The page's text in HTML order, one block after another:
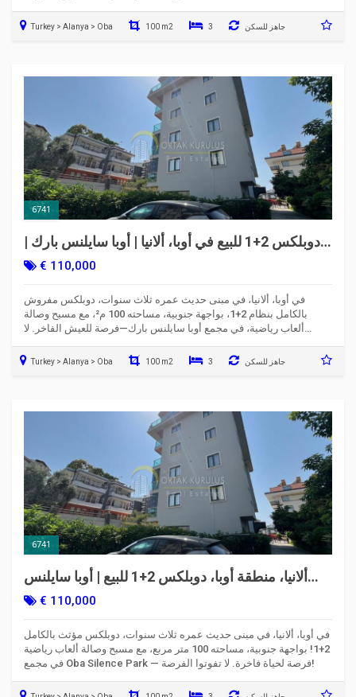
Turkey > Alanya > Oba 100 m2 3 جاهز للسكن
6741
دوبلكس 2+1 للبيع في أوبا، ألانيا | أوبا سايلنس بارك |
مفروش
€ 110,000
في أوبا، ألانيا، في مبنى حديث عمره ثلاث سنوات، دوبلكس مفروش
بالكامل بنظام 2+1، بواجهة جنوبية، مساحته 100 م²، مع مسبح وصالة
ألعاب رياضية، في مجمع أوبا سايلنس بارك—فرصة للعيش الفاخر. لا
Turkey > Alanya > Oba 100 m2 3 جاهز للسكن
6741
ألانيا، منطقة أوبا، دوبلكس 2+1 للبيع | أوبا سايلنس
بارك | مفروش
€ 110,000
في أوبا، ألانيا، في مبنى حديث عمره ثلاث سنوات، دوبلكس مؤثث بالكامل
2+1! بواجهة جنوبية، مساحته 100 متر مربع، مع مسبح وصالة ألعاب رياضية
في مجمع Oba Silence Park — فرصة لحياة فاخرة. لا تفوتوا الفرصة!